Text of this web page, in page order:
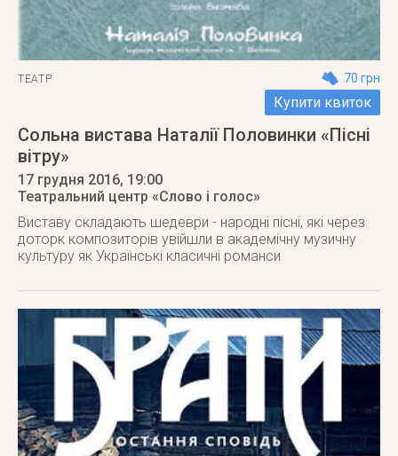
ТЕАТР 70 грн
Купити квиток
Сольна вистава Наталії Половинки «Пісні
вітру»
17 грудня 2016, 19:00
Театральний центр «Слово і голос»
Виставу складають шедеври - народні пісні, які через
доторк композиторів увійшли в академічну музичну
культуру як Українські класичні романси